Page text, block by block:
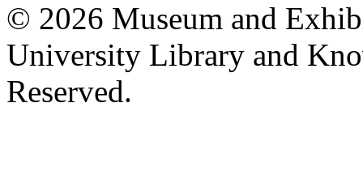
© 2026 Museum and
University Library and
Reserved.